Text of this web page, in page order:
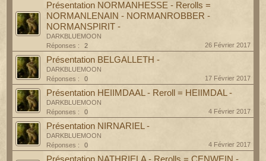
Présentation NORMANHESSE - Rerolls =
NORMANLENAIN - NORMANROBBER -
NORMANSPIRIT -
DARKBLUEMOON
Réponses :
2 26 Février 2017
Présentation BELGALLETH -
DARKBLUEMOON
Réponses :
0 17 Février 2017
Présentation HEIIMDAAL - Reroll = HEIIMDAL -
DARKBLUEMOON
Réponses :
0 4 Février 2017
Présentation NIRNARIEL -
DARKBLUEMOON
Réponses :
0 4 Février 2017